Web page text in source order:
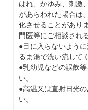
はれ、かゆみ、刺激
があらわれた場合は
化させることがあり
門医等にご相談され
●目に入らないよう
るま湯で洗い流して
●乳幼児などの誤飲
い。
●高温又は直射日光
い。